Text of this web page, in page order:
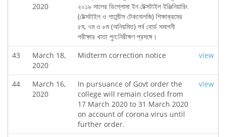
2020
২০১৯ সালের ডিপ্লোমা ইন টেক্সটাইল ইঞ্জিনিয়ারিং
(টেক্সটাইল ও গার্মেন্টস টেকনোলজি) শিক্ষাক্রমের
৫ম, ৭ম ও ৮ম (অনিয়মিত) পর্ব বোর্ড সমাপনী
পরীক্ষার খাতা পুন:নিরীক্ষণ প্রসঙ্গে।
43
March 18,
2020
Midterm correction notice view
44
March 16,
2020
In pursuance of Govt order the
college will remain closed from
17 March 2020 to 31 March 2020
on account of corona virus until
further order.
view